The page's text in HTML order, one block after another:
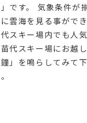
です。 気象条件が
に雲海を見る事がで
スキー場内でも人
代スキー場にお越
」を鳴らしてみて